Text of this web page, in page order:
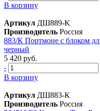
В корзину
Артикул ДШ889-K
Производитель Россия
883/К Портмоне с блоком
черный
5 420 руб.
-
В корзину
Артикул ДШ883-К
Производитель Россия